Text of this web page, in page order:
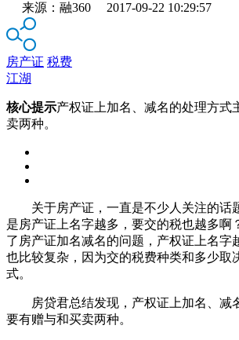
来源：融360 2017-09-22 10:29:57
房产证 税费
江湖
核心提示产权证上加名、减名的处理方式
卖两种。
关于房产证，一直是不少人关注的话
是房产证上名字越多，要交的税也越多啊
了房产证加名减名的问题，产权证上名字
也比较复杂，因为交的税费种类和多少取
式。
房贷君总结发现，产权证上加名、减
要有赠与和买卖两种。